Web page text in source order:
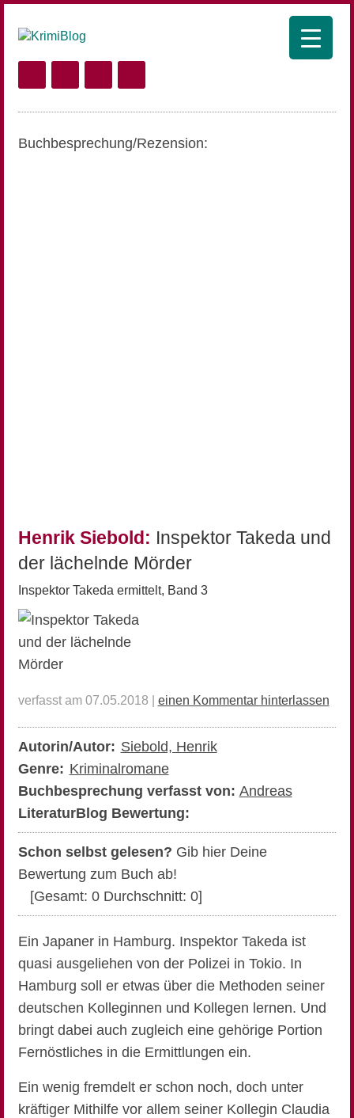
Buchbesprechung/Rezension:
Henrik Siebold: Inspektor Takeda und
der lächelnde Mörder
Inspektor Takeda ermittelt, Band 3
verfasst am 07.05.2018 | einen Kommentar hinterlassen
Autorin/Autor: Siebold, Henrik
Genre: Kriminalromane
Buchbesprechung verfasst von: Andreas
LiteraturBlog Bewertung:
Schon selbst gelesen? Gib hier Deine
Bewertung zum Buch ab!
[Gesamt: 0Durchschnitt: 0]
Ein Japaner in Hamburg. Inspektor Takeda ist
quasi ausgeliehen von der Polizei in Tokio. In
Hamburg soll er etwas über die Methoden seiner
deutschen Kolleginnen und Kollegen lernen. Und
bringt dabei auch zugleich eine gehörige Portion
Fernöstliches in die Ermittlungen ein.
Ein wenig fremdelt er schon noch, doch unter
kräftiger Mithilfe vor allem seiner Kollegin Claudia